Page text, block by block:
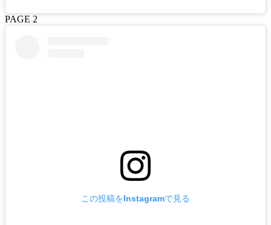
PAGE 2
この投稿をInstagramで見る